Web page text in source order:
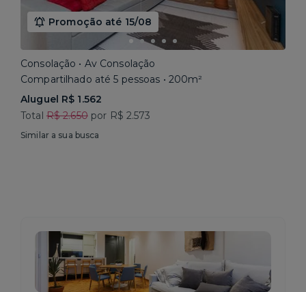
Promoção até 15/08
Consolação • Av Consolação
Compartilhado até 5 pessoas • 200m²
Aluguel R$ 1.562
Total R$ 2.650por R$ 2.573
Similar a sua busca